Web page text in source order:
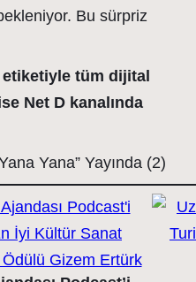
Bu sürpriz
etiketiyle tüm dijital
Net D kanalında